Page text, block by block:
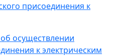
присоединения к
осуществлении
к электрическим